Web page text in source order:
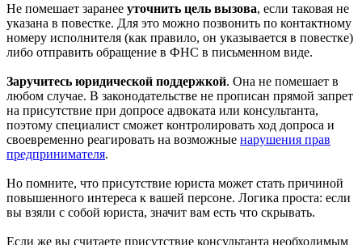
Не помешает заранее уточнить цель вызова, если таковая не
указана в повестке. Для это можно позвонить по контактному
номеру исполнителя (как правило, он указывается в повестке)
либо отправить обращение в ФНС в письменном виде.
Заручитесь юридической поддержкой. Она не помешает в
любом случае. В законодательстве не прописан прямой запрет
на присутствие при допросе адвоката или консультанта,
поэтому специалист сможет контролировать ход допроса и
своевременно реагировать на возможные нарушения прав
предпринимателя.
Но помните, что присутствие юриста может стать причиной
повышенного интереса к вашей персоне. Логика проста: если
вы взяли с собой юриста, значит вам есть что скрывать.
Если же вы считаете присутствие консультанта необходимым